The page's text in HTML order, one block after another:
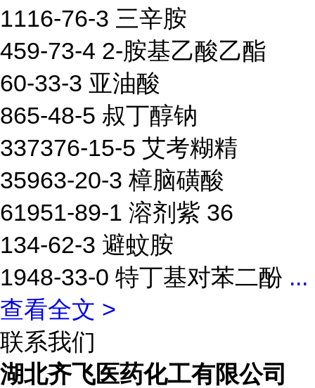
1116-76-3 三辛胺
459-73-4 2-胺基乙酸乙酯
60-33-3 亚油酸
865-48-5 叔丁醇钠
337376-15-5 艾考糊精
35963-20-3 樟脑磺酸
61951-89-1 溶剂紫 36
134-62-3 避蚊胺
1948-33-0 特丁基对苯二酚 ...
查看全文 >
联系我们
湖北齐飞医药化工有限公司